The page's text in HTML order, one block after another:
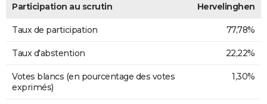
Participation au scrutin Hervelinghen
Taux de participation 77,78%
Taux d'abstention 22,22%
Votes blancs (en pourcentage des votes
exprimés)
1,30%